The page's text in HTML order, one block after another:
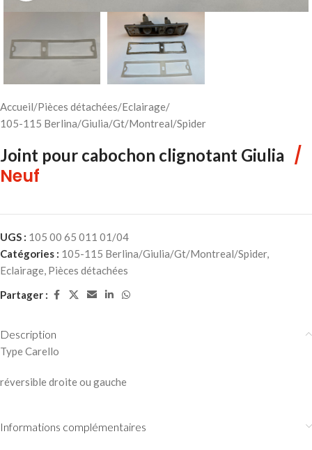
Accueil/Pièces détachées/Eclairage/
105-115 Berlina/Giulia/Gt/Montreal/Spider
Joint pour cabochon clignotant Giulia /
Neuf
UGS : 105 00 65 011 01/04
Catégories : 105-115 Berlina/Giulia/Gt/Montreal/Spider,
Eclairage, Pièces détachées
Partager :
Description
Type Carello
réversible droite ou gauche
Informations complémentaires